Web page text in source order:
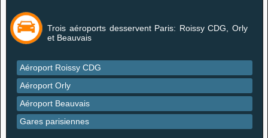
Trois aéroports desservent Paris: Roissy CDG, Orly
et Beauvais
Aéroport Roissy CDG
Aéroport Orly
Aéroport Beauvais
Gares parisiennes